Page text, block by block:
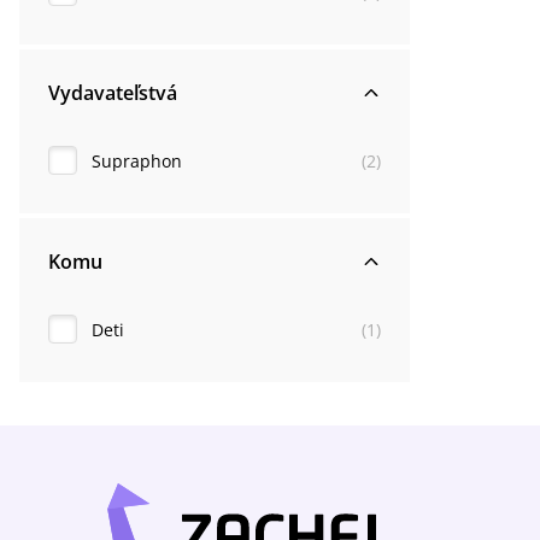
Vydavateľstvá
Supraphon (2)
Komu
Deti (1 )